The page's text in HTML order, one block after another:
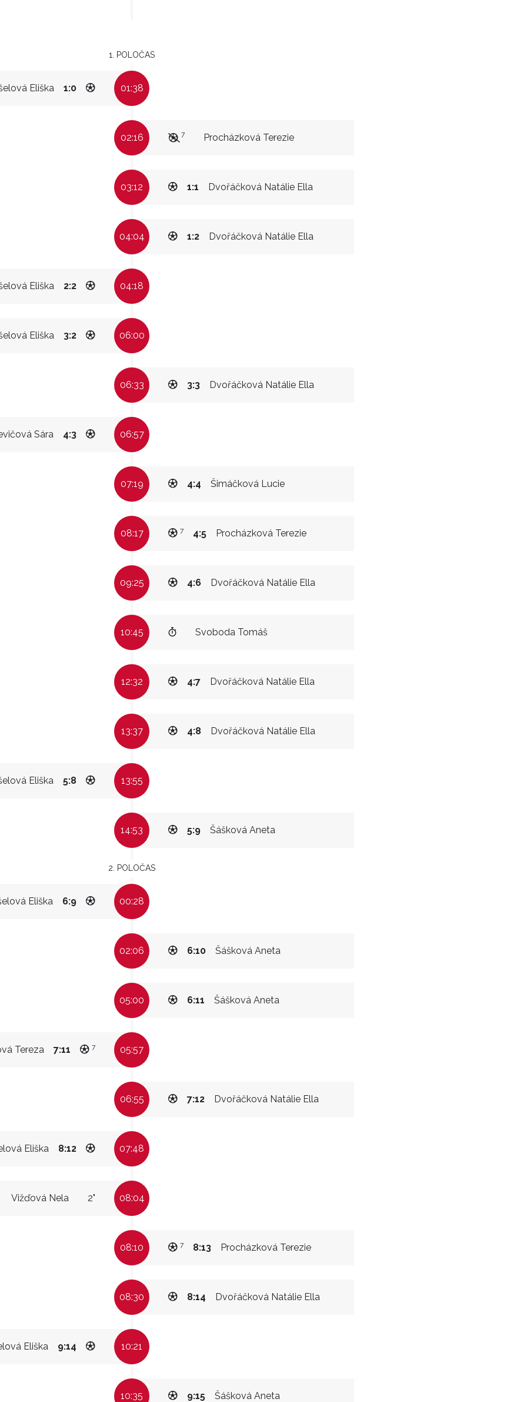
1. POLOČAS
Eliška 1:0 01:38
02:16 Procházková Terezie
7
03:12 Dvořáčková Natálie Ella
1:1
04:04 Dvořáčková Natálie Ella
1:2
Eliška 2:2 04:18
Eliška 3:2 06:00
06:33 Dvořáčková Natálie Ella
3:3
Sára 4:3 06:57
07:19 Šimáčková Lucie
4:4
08:17 Procházková Terezie
4:5
7
09:25 Dvořáčková Natálie Ella
4:6
10:45 Svoboda Tomáš
12:32 Dvořáčková Natálie Ella
4:7
13:37 Dvořáčková Natálie Ella
4:8
Eliška 5:8 13:55
14:53 Šášková Aneta
5:9
2. POLOČAS
Eliška 6:9 00:28
02:06 Šášková Aneta
6:10
05:00 Šášková Aneta
6:11
Tereza 7:11 7 05:57
06:55 Dvořáčková Natálie Ella
7:12
Eliška 8:12 07:48
Vižďová Nela 2" 08:04
08:10 Procházková Terezie
8:13
7
08:30 Dvořáčková Natálie Ella
8:14
Eliška 9:14 10:21
10:35 Šášková Aneta
9:15